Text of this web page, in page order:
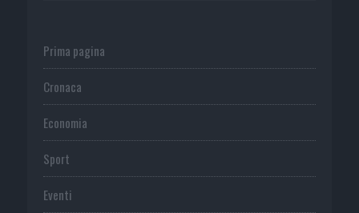
Prima pagina
Cronaca
Economia
Sport
Eventi